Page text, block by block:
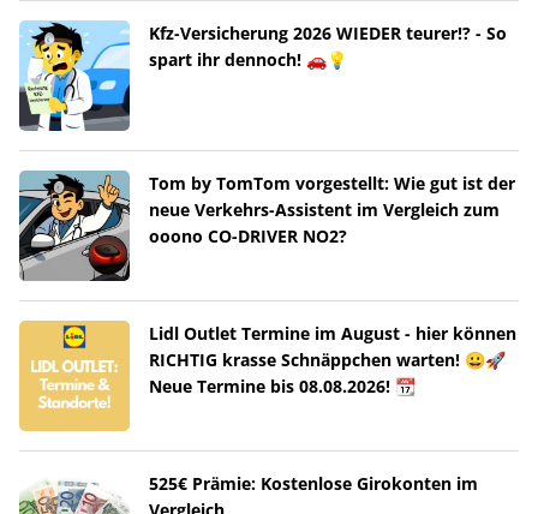
Kfz-Versicherung 2026 WIEDER teurer!? - So
spart ihr dennoch! 🚗💡
Tom by TomTom vorgestellt: Wie gut ist der
neue Verkehrs-Assistent im Vergleich zum
ooono CO-DRIVER NO2?
Lidl Outlet Termine im August - hier können
RICHTIG krasse Schnäppchen warten! 😀🚀
Neue Termine bis 08.08.2026! 📆
525€ Prämie: Kostenlose Girokonten im